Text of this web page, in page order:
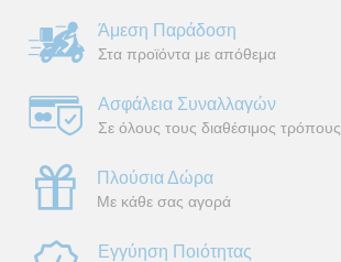
Άμεση Παράδοση
Στα προϊόντα με απόθεμα
Ασφάλεια Συναλλαγών
Σε όλους τους διαθέσιμος τρόπους
Πλούσια Δώρα
Με κάθε σας αγορά
Εγγύηση Ποιότητας